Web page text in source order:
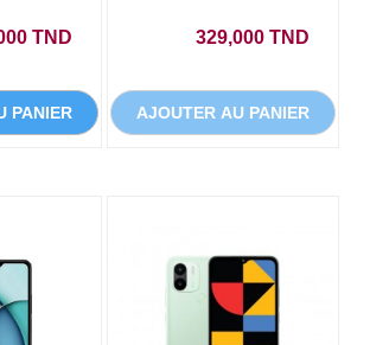
TND
PANIER
329,000 TND
AJOUTER AU PANIER